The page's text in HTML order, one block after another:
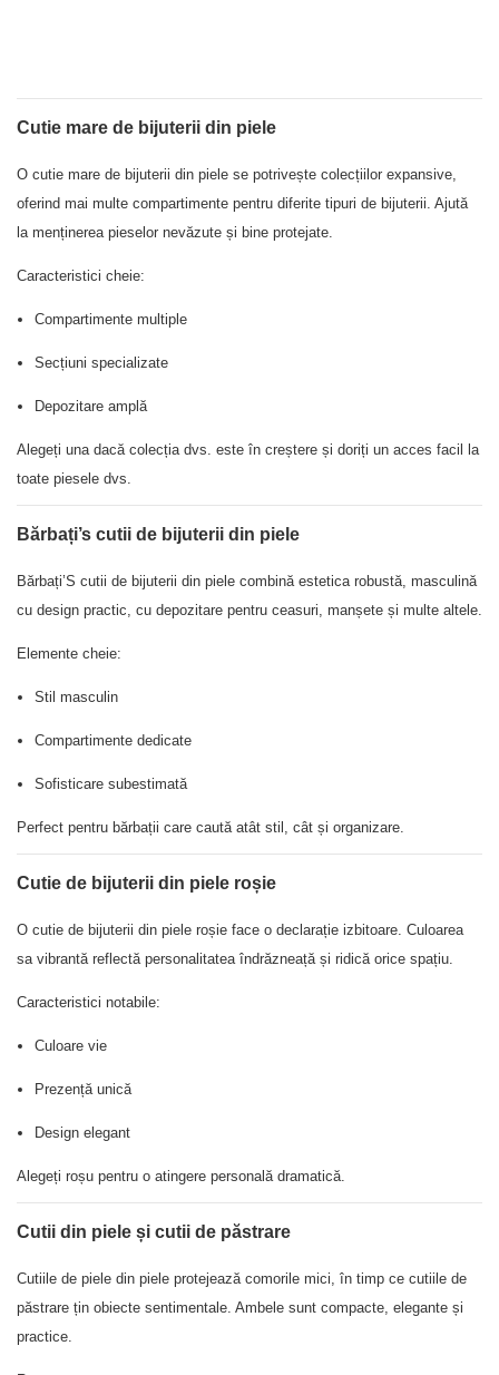
Cutie mare de bijuterii din piele
O cutie mare de bijuterii din piele se potrivește colecțiilor expansive,
oferind mai multe compartimente pentru diferite tipuri de bijuterii. Ajută
la menținerea pieselor nevăzute și bine protejate.
Caracteristici cheie:
Compartimente multiple
Secțiuni specializate
Depozitare amplă
Alegeți una dacă colecția dvs. este în creștere și doriți un acces facil la
toate piesele dvs.
Bărbați’s cutii de bijuterii din piele
Bărbați’S cutii de bijuterii din piele combină estetica robustă, masculină
cu design practic, cu depozitare pentru ceasuri, manșete și multe altele.
Elemente cheie:
Stil masculin
Compartimente dedicate
Sofisticare subestimată
Perfect pentru bărbații care caută atât stil, cât și organizare.
Cutie de bijuterii din piele roșie
O cutie de bijuterii din piele roșie face o declarație izbitoare. Culoarea
sa vibrantă reflectă personalitatea îndrăzneață și ridică orice spațiu.
Caracteristici notabile:
Culoare vie
Prezență unică
Design elegant
Alegeți roșu pentru o atingere personală dramatică.
Cutii din piele și cutii de păstrare
Cutiile de piele din piele protejează comorile mici, în timp ce cutiile de
păstrare țin obiecte sentimentale. Ambele sunt compacte, elegante și
practice.